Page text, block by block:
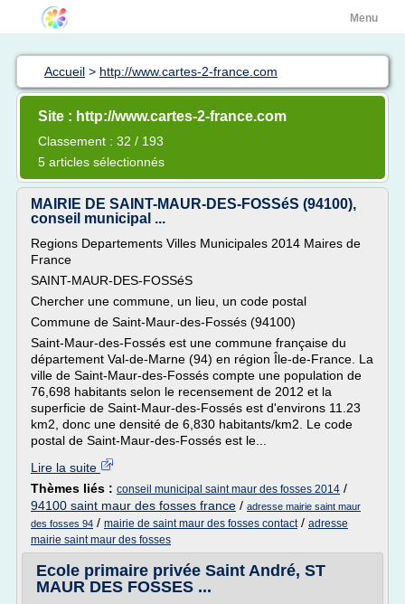
Menu
Accueil > http://www.cartes-2-france.com
Site : http://www.cartes-2-france.com
Classement : 32 / 193
5 articles sélectionnés
MAIRIE DE SAINT-MAUR-DES-FOSSéS (94100),
conseil municipal ...
Regions Departements Villes Municipales 2014 Maires de
France
SAINT-MAUR-DES-FOSSéS
Chercher une commune, un lieu, un code postal
Commune de Saint-Maur-des-Fossés (94100)
Saint-Maur-des-Fossés est une commune française du
département Val-de-Marne (94) en région Île-de-France. La
ville de Saint-Maur-des-Fossés compte une population de
76,698 habitants selon le recensement de 2012 et la
superficie de Saint-Maur-des-Fossés est d'environs 11.23
km2, donc une densité de 6,830 habitants/km2. Le code
postal de Saint-Maur-des-Fossés est le...
Lire la suite
Thèmes liés : conseil municipal saint maur des fosses 2014 /
94100 saint maur des fosses france / adresse mairie saint maur
des fosses 94 / mairie de saint maur des fosses contact/ adresse
mairie saint maur des fosses
Ecole primaire privée Saint André, ST
MAUR DES FOSSES ...